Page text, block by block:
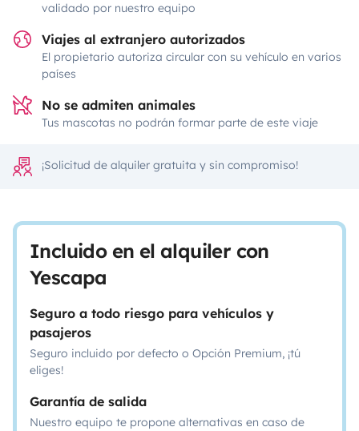
validado por nuestro equipo
Viajes al extranjero autorizados
El propietario autoriza circular con su vehículo en varios
países
No se admiten animales
Tus mascotas no podrán formar parte de este viaje
¡Solicitud de alquiler gratuita y sin compromiso!
Incluido en el alquiler con
Yescapa
Seguro a todo riesgo para vehículos y
pasajeros
Seguro incluido por defecto o Opción Premium, ¡tú
eliges!
Garantía de salida
Nuestro equipo te propone alternativas en caso de